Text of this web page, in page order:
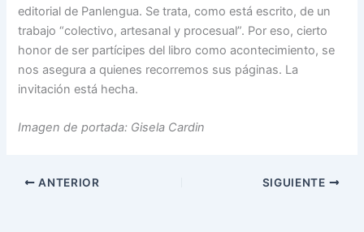
editorial de Panlengua. Se trata, como está escrito, de un
trabajo “colectivo, artesanal y procesual”. Por eso, cierto
honor de ser partícipes del libro como acontecimiento, se
nos asegura a quienes recorremos sus páginas. La
invitación está hecha.
Imagen de portada: Gisela Cardin
ANTERIOR SIGUIENTE